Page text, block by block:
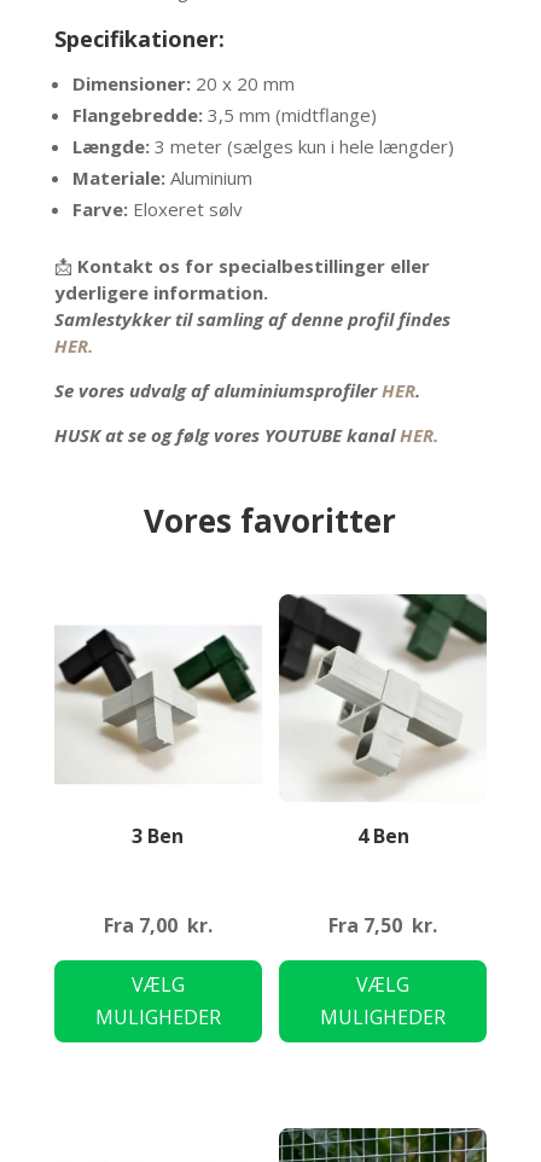
Specifikationer:
Dimensioner:20 x 20 mm
Flangebredde:3,5 mm (midtflange)
Længde:3 meter (sælges kun i hele længder)
Materiale:Aluminium
Farve:Eloxeret sølv
📩 Kontakt os for specialbestillinger eller
yderligere information.
Samlestykker til samling af denne profil findes
HER.
Se vores udvalg af aluminiumsprofilerHER.
HUSK at se og følg vores YOUTUBE kanalHER.
Vores favoritter
3 Ben
Fra 7,00 kr.
VÆLG
MULIGHEDER
Dette
flere
kan
4 Ben
Fra 7,50 kr.
VÆLG
MULIGHEDER
kan